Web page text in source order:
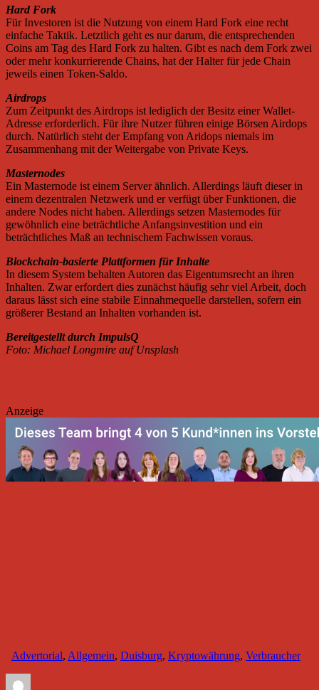
Hard Fork
Für Investoren ist die Nutzung von einem Hard Fork eine recht
einfache Taktik. Letztlich geht es nur darum, die entsprechenden
Coins am Tag des Hard Fork zu halten. Gibt es nach dem Fork zwei
oder mehr konkurrierende Chains, hat der Halter für jede Chain
jeweils einen Token-Saldo.
Airdrops
Zum Zeitpunkt des Airdrops ist lediglich der Besitz einer Wallet-
Adresse erforderlich. Für ihre Nutzer führen einige Börsen Airdops
durch. Natürlich steht der Empfang von Aridops niemals im
Zusammenhang mit der Weitergabe von Private Keys.
Masternodes
Ein Masternode ist einem Server ähnlich. Allerdings läuft dieser in
einem dezentralen Netzwerk und er verfügt über Funktionen, die
andere Nodes nicht haben. Allerdings setzen Masternodes für
gewöhnlich eine beträchtliche Anfangsinvestition und ein
beträchtliches Maß an technischem Fachwissen voraus.
Blockchain-basierte Plattformen für Inhalte
In diesem System behalten Autoren das Eigentumsrecht an ihren
Inhalten. Zwar erfordert dies zunächst häufig sehr viel Arbeit, doch
daraus lässt sich eine stabile Einnahmequelle darstellen, sofern ein
größerer Bestand an Inhalten vorhanden ist.
Bereitgestellt durch ImpulsQ
Foto: Michael Longmire auf Unsplash
Anzeige
Advertorial, Allgemein, Duisburg, Kryptowährung, Verbraucher